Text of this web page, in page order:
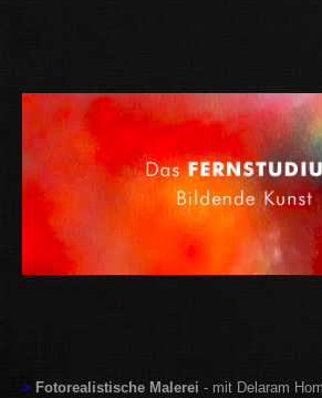
> Fotorealistische Malerei - mit Delaram